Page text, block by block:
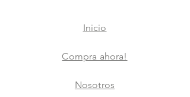
Inicio
Compra ahora!
Nosotros